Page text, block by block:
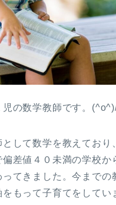
児の数学教師です。
して数学を教えてお
差値４０未満の学校
てきました。今まで
もって子育てをしてい